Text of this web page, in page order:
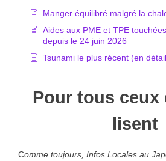
Manger équilibré malgré la
Aides aux PME et TPE
depuis le 24 juin 2026
Tsunami le plus récent (en
Pour tous ceux
lisent
Comme toujours, Infos Locales au